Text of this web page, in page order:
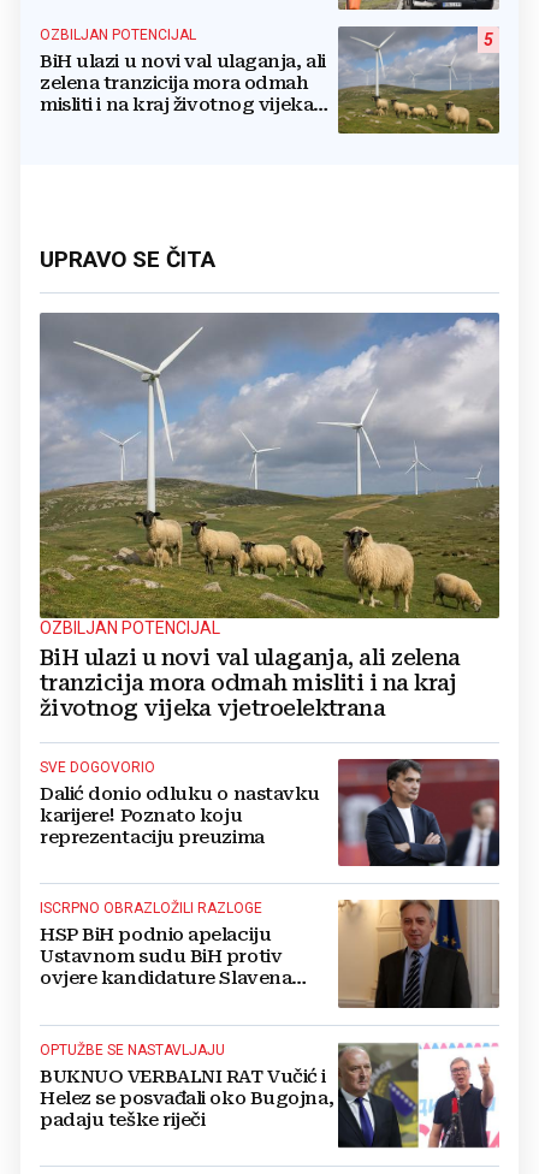
5
OZBILJAN POTENCIJAL
BiH ulazi u novi val ulaganja, ali
zelena tranzicija mora odmah
misliti i na kraj životnog vijeka
UPRAVO SE ČITA
OZBILJAN POTENCIJAL
BiH ulazi u novi val ulaganja, ali zelena
tranzicija mora odmah misliti i na kraj
životnog vijeka vjetroelektrana
SVE DOGOVORIO
Dalić donio odluku o nastavku
karijere! Poznato koju
reprezentaciju preuzima
ISCRPNO OBRAZLOŽILI RAZLOGE
HSP BiH podnio apelaciju
Ustavnom sudu BiH protiv
ovjere kandidature Slavena
OPTUŽBE SE NASTAVLJAJU
BUKNUO VERBALNI RAT Vučić i
Helez se posvađali oko Bugojna,
padaju teške riječi